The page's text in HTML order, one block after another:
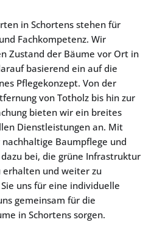
in Schortens stehen für
Fachkompetenz. Wir
Zustand der Bäume vor Ort in
basierend ein auf die
Pflegekonzept. Von der
von Totholz bis hin zur
bieten wir ein breites
Dienstleistungen an. Mit
Baumpflege und
bei, die grüne Infrastruktur
erhalten und weiter zu
uns für eine individuelle
gemeinsam für die
in Schortens sorgen.